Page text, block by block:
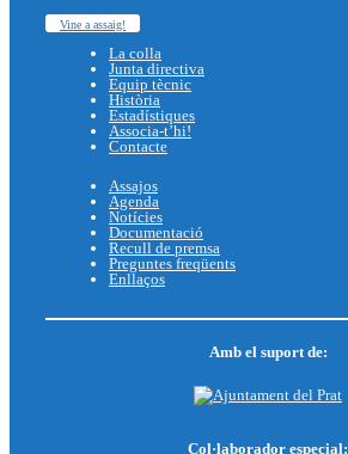
Vine a assaig!
La colla
Junta directiva
Equip tècnic
Història
Estadístiques
Associa-t’hi!
Contacte
Assajos
Agenda
Notícies
Documentació
Recull de premsa
Preguntes freqüents
Enllaços
Amb el suport de:
Col·laborador especial: